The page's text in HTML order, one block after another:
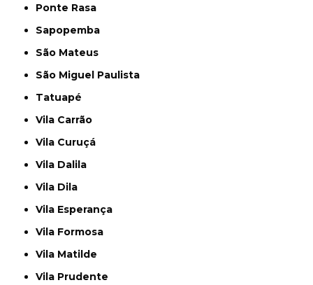
Ponte Rasa
Sapopemba
São Mateus
São Miguel Paulista
Tatuapé
Vila Carrão
Vila Curuçá
Vila Dalila
Vila Dila
Vila Esperança
Vila Formosa
Vila Matilde
Vila Prudente